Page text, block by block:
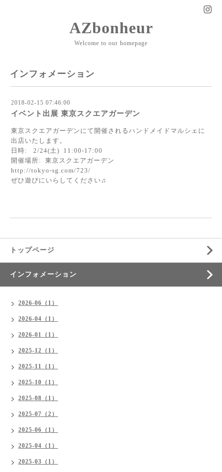
AZbonheur
Welcome to our homepage
インフォメーション
2018-02-15 07:46:00
イベント出展 東京スクエアガーデン
東京スクエアガーデンにて開催されるハンドメイドマルシェに
出店いたします。
日時: 2/24(土) 11:00-17:00
開催場所: 東京スクエアガーデン
http://tokyo-sg.com/723/
ぜひ遊びにいらしてください♫
トップページ
インフォメーション
2026-06（1）
2026-04（1）
2026-01（1）
2025-12（1）
2025-11（1）
2025-10（1）
2025-08（1）
2025-07（2）
2025-06（1）
2025-04（1）
2025-03（1）